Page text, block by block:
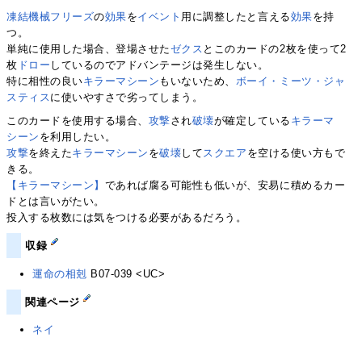
凍結機械フリーズの効果をイベント 用に調整したと言える効果を持
つ。
単純に使用した場合、登場させたゼクス とこのカードの2枚を使って2
枚 ドロー しているのでアドバンテージは発生しない。
特に相性の良いキラーマシーン もいないため、 ボーイ・ミーツ・ジャ
スティス に使いやすさで劣ってしまう。
このカードを使用する場合、 攻撃され破壊が確定している キラーマ
シーン を利用したい。
攻撃を終えたキラーマシーン を破壊してスクエア を空ける使い方もで
きる。
【キラーマシーン】 であれば腐る可能性も低いが、安易に積めるカー
ドとは言いがたい。
投入する枚数には気をつける必要があるだろう。
収録
運命の相剋 B07-039 <UC>
関連ページ
ネイ